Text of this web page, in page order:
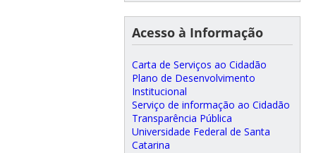
Acesso à Informação
Carta de Serviços ao Cidadão
Plano de Desenvolvimento
Institucional
Serviço de informação ao Cidadão
Transparência Pública
Universidade Federal de Santa
Catarina